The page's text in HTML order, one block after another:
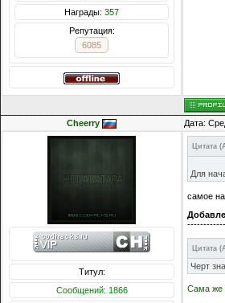
Награды: 357
Репутация:
6085
Cheerry Дата:
Титул:
Сообщений: 1866
Цитата (
Для
самое
Цитата (
Черт
Сама же